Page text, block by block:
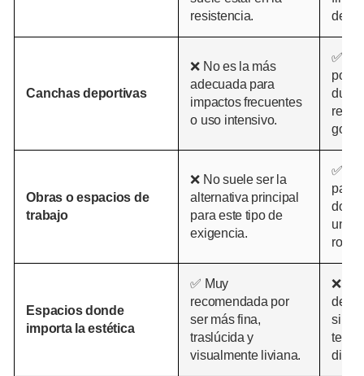
resistencia.
de
Canchas deportivas
❌ No es la más
adecuada para
impactos frecuentes
o uso intensivo.
✅
por
Obras o espacios de
trabajo
❌ No suele ser la
alternativa principal
para este tipo de
exigencia.
✅
para
una
Espacios donde
importa la estética
✅ Muy
recomendada por
ser más fina,
traslúcida y
visualmente liviana.
❌
si se